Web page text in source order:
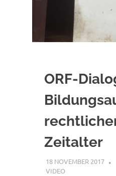
ORF-
Zeitalter
18 NOVEMBER 2017
VIDEO